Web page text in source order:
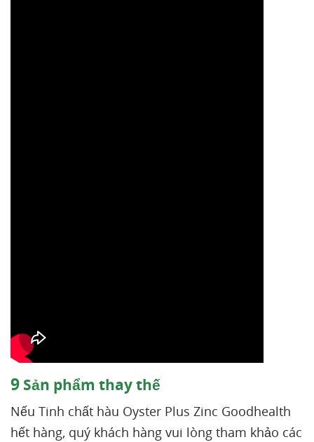
9 Sản phẩm thay thế
Nếu Tinh chất hàu Oyster Plus Zinc Goodhealth
hết hàng, quý khách hàng vui lòng tham khảo các